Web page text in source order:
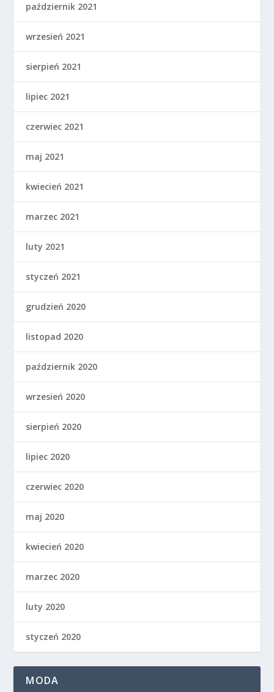
październik 2021
wrzesień 2021
sierpień 2021
lipiec 2021
czerwiec 2021
maj 2021
kwiecień 2021
marzec 2021
luty 2021
styczeń 2021
grudzień 2020
listopad 2020
październik 2020
wrzesień 2020
sierpień 2020
lipiec 2020
czerwiec 2020
maj 2020
kwiecień 2020
marzec 2020
luty 2020
styczeń 2020
MODA